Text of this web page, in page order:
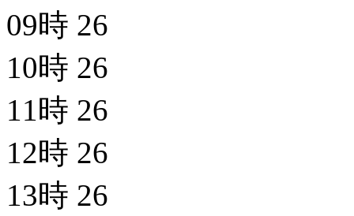
09時 26
10時 26
11時 26
12時 26
13時 26